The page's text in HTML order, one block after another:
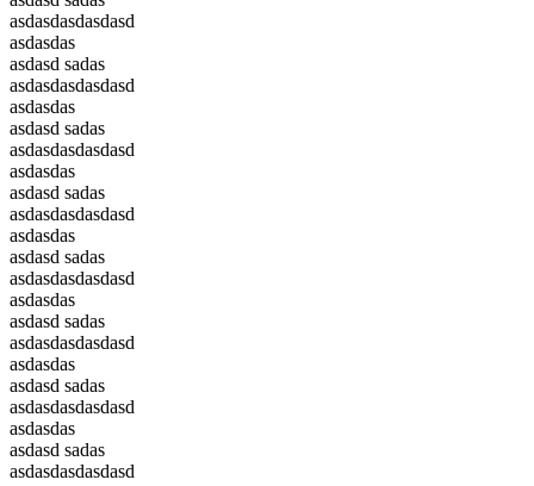
asdasdasdasdasd
asdasdas
asdasd sadas
asdasdasdasdasd
asdasdas
asdasd sadas
asdasdasdasdasd
asdasdas
asdasd sadas
asdasdasdasdasd
asdasdas
asdasd sadas
asdasdasdasdasd
asdasdas
asdasd sadas
asdasdasdasdasd
asdasdas
asdasd sadas
asdasdasdasdasd
asdasdas
asdasd sadas
asdasdasdasdasd